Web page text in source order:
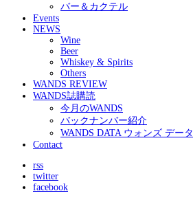
バー＆カクテル
Events
NEWS
Wine
Beer
Whiskey & Spirits
Others
WANDS REVIEW
WANDS誌購読
今月のWANDS
バックナンバー紹介
WANDS DATA ウォンズ データ
Contact
rss
twitter
facebook